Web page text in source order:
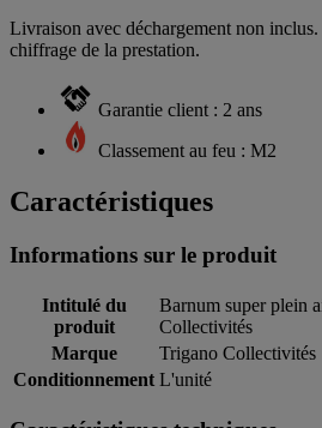
Livraison avec déchargement non
chiffrage de la prestation.
Garantie client : 2 ans
Classement au feu : M2
Caractéristiques
Informations sur le produit
Intitulé du
produit
Barnum super plein
Collectivités
Marque
Trigano Collectivités
Conditionnement L'unité